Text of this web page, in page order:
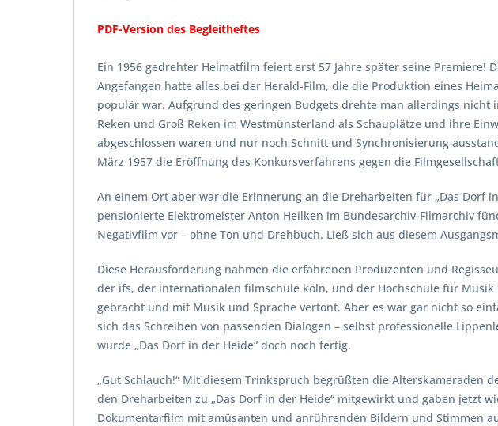
PDF-Version des Begleitheftes
Ein 1956 gedrehter Heimatfilm feiert erst 57 Jahre später seine Premiere!
Angefangen hatte alles bei der Herald-Film, die die Produktion eines
populär war. Aufgrund des geringen Budgets drehte man allerdings
Reken und Groß Reken im Westmünsterland als Schauplätze und ihre
abgeschlossen waren und nur noch Schnitt und Synchronisierung
März 1957 die Eröffnung des Konkursverfahrens gegen die
An einem Ort aber war die Erinnerung an die Dreharbeiten für „Das Dorf
pensionierte Elektromeister Anton Heilken im Bundesarchiv-Filmarchiv
Negativfilm vor – ohne Ton und Drehbuch. Ließ sich aus diesem
Diese Herausforderung nahmen die erfahrenen Produzenten und
der ifs, der internationalen filmschule köln, und der Hochschule für
gebracht und mit Musik und Sprache vertont. Aber es war gar nicht so
sich das Schreiben von passenden Dialogen – selbst professionelle
wurde „Das Dorf in der Heide“ doch noch fertig.
„Gut Schlauch!“ Mit diesem Trinkspruch begrüßten die Alterskameraden
den Dreharbeiten zu „Das Dorf in der Heide“ mitgewirkt und gaben jetzt
Dokumentarfilm mit amüsanten und anrührenden Bildern und Stimmen